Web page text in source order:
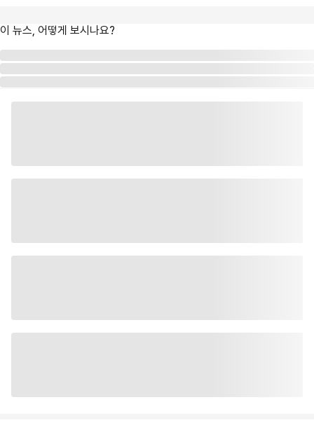
이 뉴스, 어떻게 보시나요?